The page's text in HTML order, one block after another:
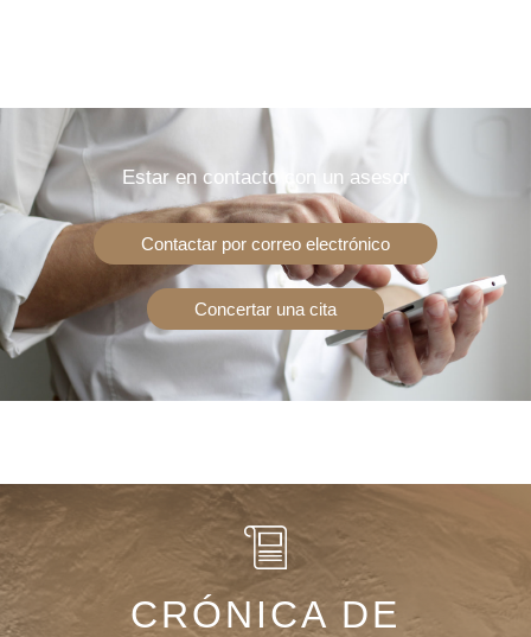
Estar en contacto con un asesor
Contactar por correo electrónico
Concertar una cita
CRÓNICA DE